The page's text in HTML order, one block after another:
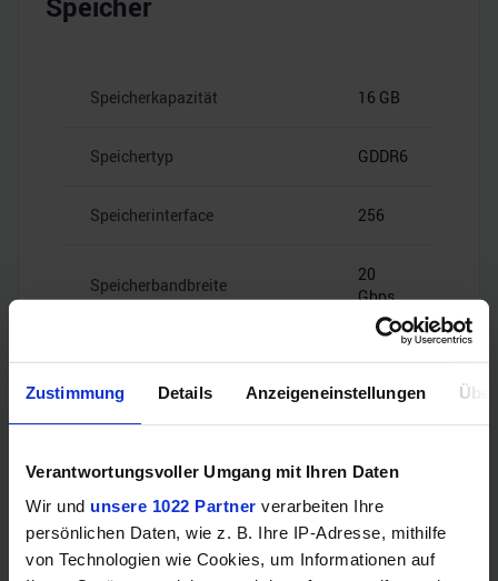
Zustimmung Details Anzeigeneinstellungen
Verantwortungsvoller Umgang mit Ihren Daten
Wir und unsere 1022 Partner verarbeiten Ihre
persönlichen Daten, wie z. B. Ihre IP-Adresse, mithilfe
von Technologien wie Cookies, um Informationen auf
Speicherkapazität 16 GB
Speichertyp GDDR6
Speicherinterface 256
Speicherbandbreite
20
Gbps
HDMI
2x HDMI
2.1b